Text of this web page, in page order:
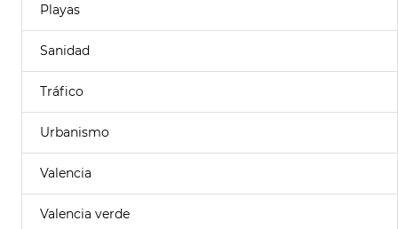
Playas
Sanidad
Tráfico
Urbanismo
Valencia
Valencia verde